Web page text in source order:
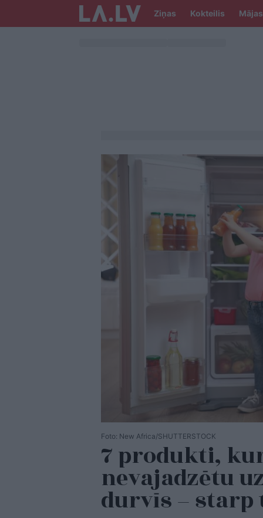
Ziņas Kokteilis Mājas
Foto: New Africa/SHUTTERSTOCK
7 produkti,
nevajadzētu
durvīs – starp